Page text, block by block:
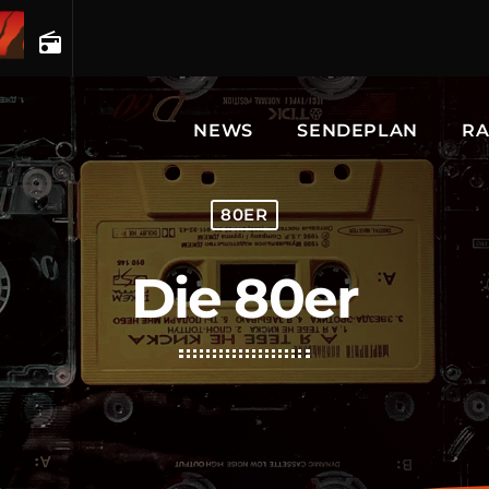
radio
NEWS SENDEPLAN
80ER
Die 80er